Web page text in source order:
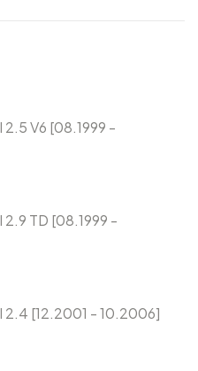
2.5 V6 [08.1999 -
2.9 TD [08.1999 -
2.4 [12.2001 - 10.2006]